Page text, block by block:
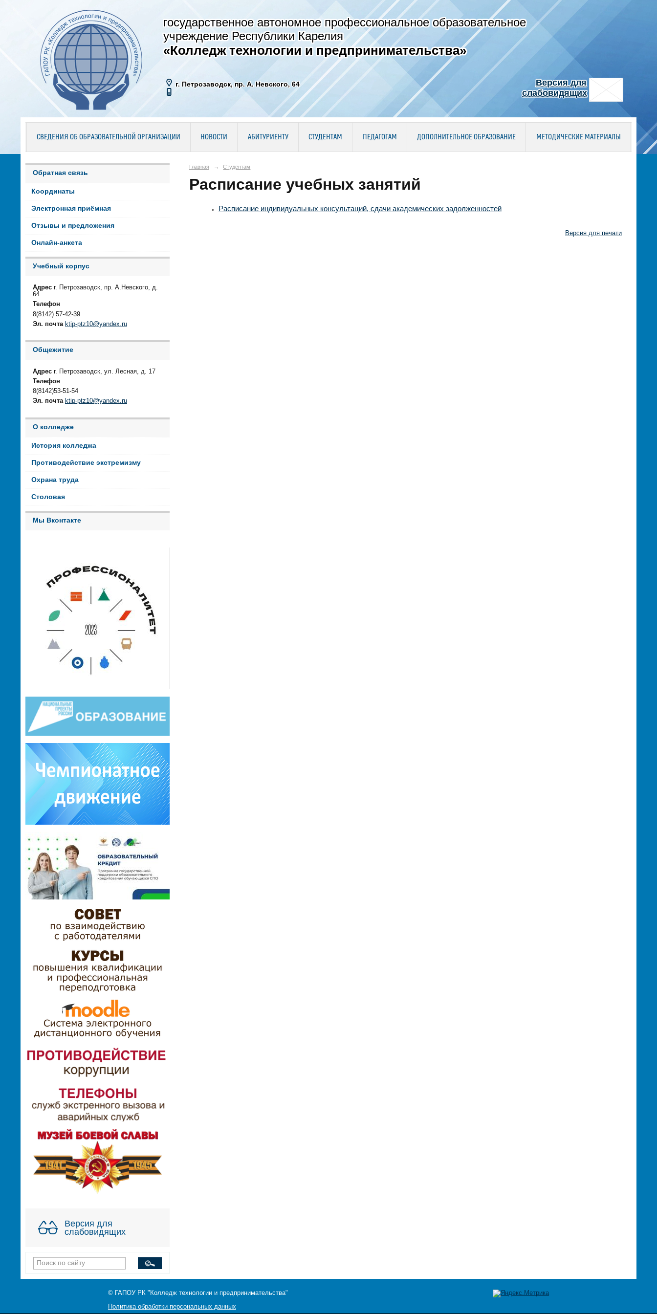
государственное автономное профессиональное образовательное
учреждение Республики Карелия
«Колледж технологии и предпринимательства»
г. Петрозаводск, пр. А. Невского, 64
Версия для
слабовидящих
СВЕДЕНИЯ ОБ ОБРАЗОВАТЕЛЬНОЙ ОРГАНИЗАЦИИ НОВОСТИ АБИТУРИЕНТУ СТУДЕНТАМ ПЕДАГОГАМ ДОПОЛНИТЕЛЬНОЕ ОБРАЗОВАНИЕ МЕТОДИЧЕСКИЕ МАТЕРИАЛЫ
Обратная связь
Координаты
Электронная приёмная
Отзывы и предложения
Онлайн-анкета
Учебный корпус
Адрес г. Петрозаводск, пр. А.Невского, д.
64
Телефон
8(8142) 57-42-39
Эл. почта ktip-ptz10@yandex.ru
Общежитие
Адрес г. Петрозаводск, ул. Лесная, д. 17
Телефон
8(8142)53-51-54
Эл. почта ktip-ptz10@yandex.ru
О колледже
История колледжа
Противодействие экстремизму
Охрана труда
Столовая
Мы Вконтакте
Версия для
слабовидящих
Главная → Студентам
Расписание учебных занятий
Расписание индивидуальных консультаций, сдачи академических задолженностей
Версия для печати
© ГАПОУ РК "Колледж технологии и предпринимательства"
Политика обработки персональных данных